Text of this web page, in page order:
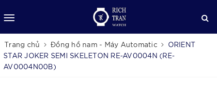
Trang chủ Đồng hồ nam - Máy Automatic
ORIENT
STAR JOKER SEMI SKELETON RE-AV0004N (RE-
AV0004N00B)